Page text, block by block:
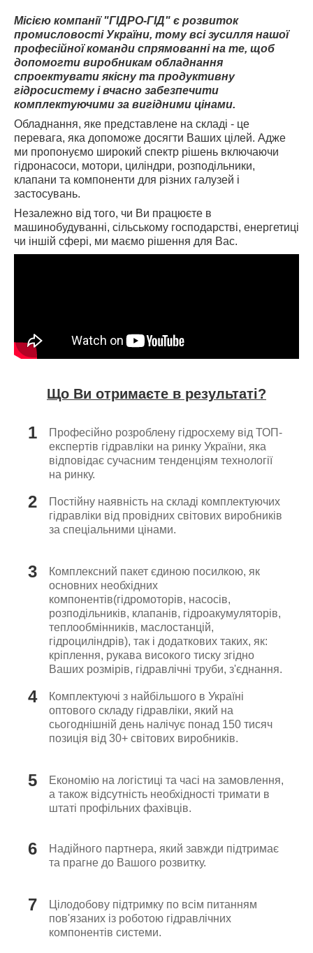
Місією компанії "ГІДРО-ГІД" є розвиток
промисловості України, тому всі зусилля нашої
професійної команди спрямованні на те, щоб
допомогти виробникам обладнання
спроектувати якісну та продуктивну
гідросистему і вчасно забезпечити
комплектуючими за вигідними цінами.
Обладнання, яке представлене на складі - це
перевага, яка допоможе досягти Ваших цілей. Адже
ми пропонуємо широкий спектр рішень включаючи
гідронасоси, мотори, циліндри, розподільники,
клапани та компоненти для різних галузей і
застосувань.
Незалежно від того, чи Ви працюєте в
машинобудуванні, сільському господарстві, енергетиці
чи іншій сфері, ми маємо рішення для Вас.
Що Ви отримаєте в результаті?
1
Професійно розроблену гідросхему від ТОП-
експертів гідравліки на ринку України, яка
відповідає сучасним тенденціям технології
на ринку.
2
Постійну наявність на складі комплектуючих
гідравліки від провідних світових виробників
за спеціальними цінами.
3
Комплексний пакет єдиною посилкою, як
основних необхідних
компонентів(гідромоторів, насосів,
розподільників, клапанів, гідроакумуляторів,
теплообмінників, маслостанцій,
гідроциліндрів), так і додаткових таких, як:
кріплення, рукава високого тиску згідно
Ваших розмірів, гідравлічні труби, з'єднання.
4
Комплектуючі з найбільшого в Україні
оптового складу гідравліки, який на
сьогоднішній день налічує понад 150 тисяч
позиція від 30+ світових виробників.
5
Економію на логістиці та часі на замовлення,
а також відсутність необхідності тримати в
штаті профільних фахівців.
6
Надійного партнера, який завжди підтримає
та прагне до Вашого розвитку.
7
Цілодобову підтримку по всім питанням
пов'язаних із роботою гідравлічних
компонентів системи.